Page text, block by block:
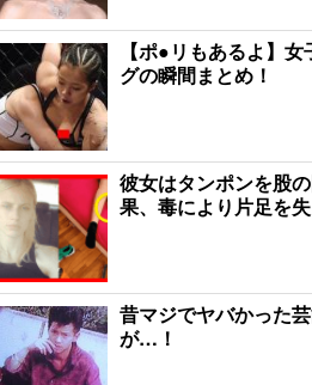
【ポ●リもあるよ】
グの瞬間まとめ！
彼女はタンポンを股
果、毒により片足を
昔マジでヤバかった
が…！